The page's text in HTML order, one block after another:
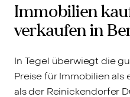
Immobilien
verkaufen in
In Tegel überwiegt die
Preise für Immobilien als
als der Reinickendorfer